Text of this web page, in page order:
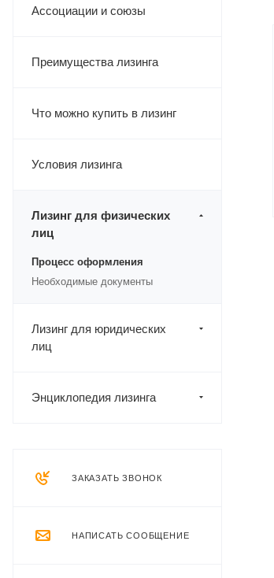
Ассоциации и союзы
Преимущества лизинга
Что можно купить в лизинг
Условия лизинга
Лизинг для физических
лиц
Процесс оформления
Необходимые документы
Лизинг для юридических
лиц
Энциклопедия лизинга
ЗАКАЗАТЬ ЗВОНОК
НАПИСАТЬ СООБЩЕНИЕ